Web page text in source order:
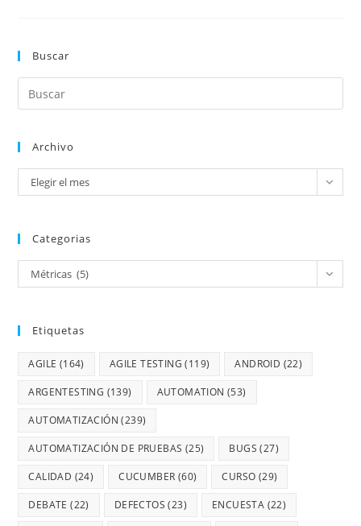
Buscar
Archivo
Elegir el mes
Categorias
Métricas (5)
Etiquetas
AGILE (164) AGILE TESTING (119) ANDROID (22)
ARGENTESTING (139) AUTOMATION (53)
AUTOMATIZACIÓN (239)
AUTOMATIZACIÓN DE PRUEBAS (25) BUGS (27)
CALIDAD (24) CUCUMBER (60) CURSO (29)
DEBATE (22) DEFECTOS (23) ENCUESTA (22)